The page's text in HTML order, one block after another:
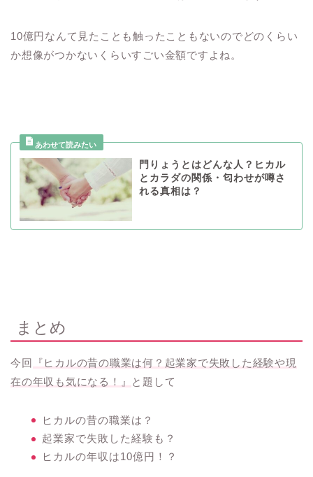
10億円なんて見たことも触ったこともないのでどのくらい
か想像がつかないくらいすごい金額ですよね。
門りょうとはどんな人？ヒカル
とカラダの関係・匂わせが噂さ
れる真相は？
まとめ
今回
『ヒカルの昔の職業は何？起業家で失敗した経験や現
在の年収も気になる！』 と題して
ヒカルの昔の職業は？
起業家で失敗した経験も？
ヒカルの年収は10億円！？